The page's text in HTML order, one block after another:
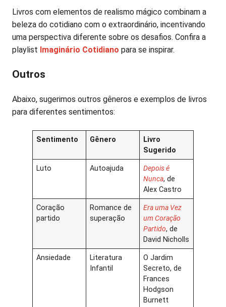
Livros com elementos de realismo mágico combinam a
beleza do cotidiano com o extraordinário, incentivando
uma perspectiva diferente sobre os desafios. Confira a
playlist Imaginário Cotidiano para se inspirar.
Outros
Abaixo, sugerimos outros gêneros e exemplos de livros
para diferentes sentimentos:
Sentimento Gênero
Livro
Sugerido
Luto Autoajuda
Depois é
Nunca, de
Alex Castro
Coração
partido
Romance de
superação
Era uma Vez
um Coração
Partido, de
David Nicholls
Ansiedade
Literatura
Infantil
O Jardim
Secreto, de
Frances
Hodgson
Burnett